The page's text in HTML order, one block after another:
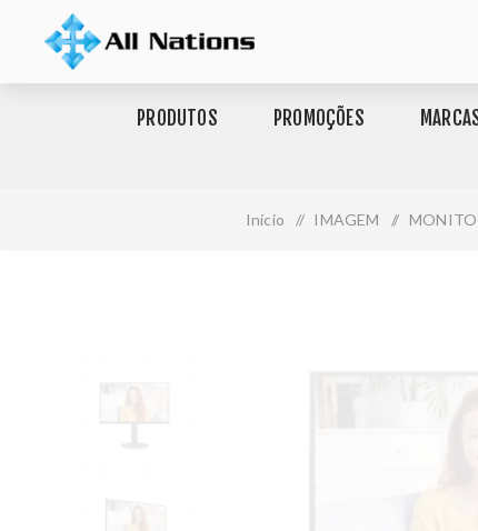
PRODUTOS PROMOÇÕES
Início / IMAGEM /